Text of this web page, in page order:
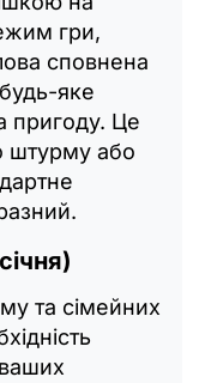
гри,
сповнена
яке
пригоду. Це
штурму або
та сімейних